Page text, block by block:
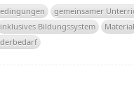
gemeinsamer
inklusives Bildungssystem
Material